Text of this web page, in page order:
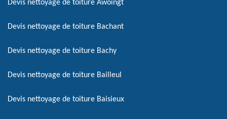
Devis nettoyage de toiture Awoingt
Devis nettoyage de toiture Bachant
Devis nettoyage de toiture Bachy
Devis nettoyage de toiture Bailleul
Devis nettoyage de toiture Baisieux